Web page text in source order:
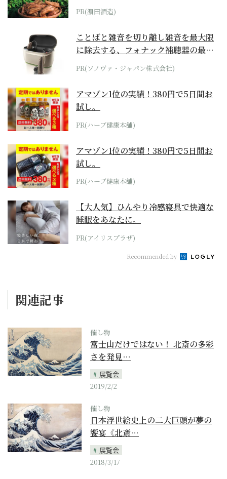
PR(濵田酒造)
ことばと雑音を切り離し雑音を最大限
に除去する、フォナック補聴器の最上
位モデル
PR(ソノヴァ・ジャパン株式会社)
アマゾン1位の実績！380円で5日間お
試し。
PR(ハーブ健康本舗)
アマゾン1位の実績！380円で5日間お
試し。
PR(ハーブ健康本舗)
【大人気】ひんやり冷感寝具で快適な
睡眠をあなたに。
PR(アイリスプラザ)
Recommended by
関連記事
催し物
富士山だけではない！ 北斎の多彩
さを発見…
展覧会
2019/2/2
催し物
日本浮世絵史上の二大巨頭が夢の
饗宴《北斎…
展覧会
2018/3/17